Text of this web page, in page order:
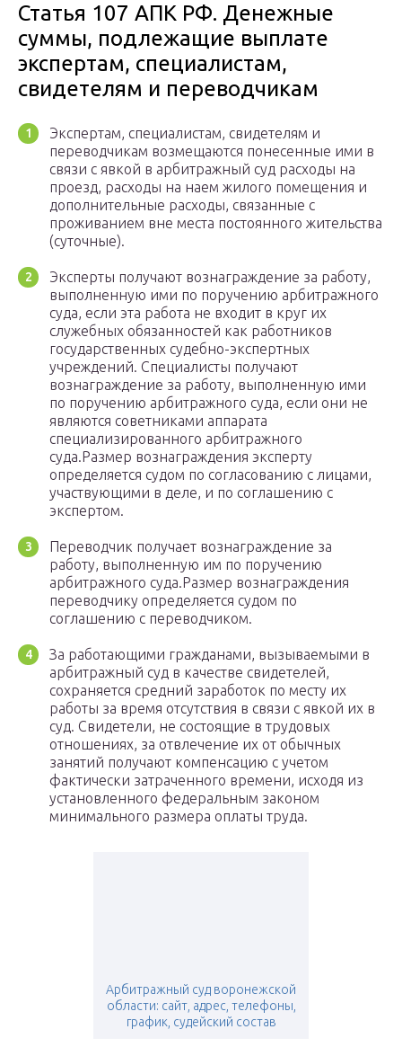
Статья 107 АПК РФ. Денежные
суммы, подлежащие выплате
экспертам, специалистам,
свидетелям и переводчикам
Экспертам, специалистам, свидетелям и
переводчикам возмещаются понесенные ими в
связи с явкой в арбитражный суд расходы на
проезд, расходы на наем жилого помещения и
дополнительные расходы, связанные с
проживанием вне места постоянного жительства
(суточные).
Эксперты получают вознаграждение за работу,
выполненную ими по поручению арбитражного
суда, если эта работа не входит в круг их
служебных обязанностей как работников
государственных судебно-экспертных
учреждений. Специалисты получают
вознаграждение за работу, выполненную ими
по поручению арбитражного суда, если они не
являются советниками аппарата
специализированного арбитражного
суда.Размер вознаграждения эксперту
определяется судом по согласованию с лицами,
участвующими в деле, и по соглашению с
экспертом.
Переводчик получает вознаграждение за
работу, выполненную им по поручению
арбитражного суда.Размер вознаграждения
переводчику определяется судом по
соглашению с переводчиком.
За работающими гражданами, вызываемыми в
арбитражный суд в качестве свидетелей,
сохраняется средний заработок по месту их
работы за время отсутствия в связи с явкой их в
суд. Свидетели, не состоящие в трудовых
отношениях, за отвлечение их от обычных
занятий получают компенсацию с учетом
фактически затраченного времени, исходя из
установленного федеральным законом
минимального размера оплаты труда.
Арбитражный суд воронежской
области: сайт, адрес, телефоны,
график, судейский состав